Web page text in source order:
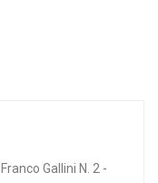
Gallini N. 2 -